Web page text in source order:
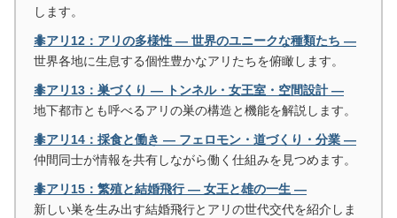
します。
🐜アリ12：アリの多様性 ― 世界のユニークな種類たち ―
世界各地に生息する個性豊かなアリたちを俯瞰します。
🐜アリ13：巣づくり ― トンネル・女王室・空間設計 ―
地下都市とも呼べるアリの巣の構造と機能を解説します。
🐜アリ14：採食と働き ― フェロモン・道づくり・分業 ―
仲間同士が情報を共有しながら働く仕組みを見つめます。
🐜アリ15：繁殖と結婚飛行 ― 女王と雄の一生 ―
新しい巣を生み出す結婚飛行とアリの世代交代を紹介しま